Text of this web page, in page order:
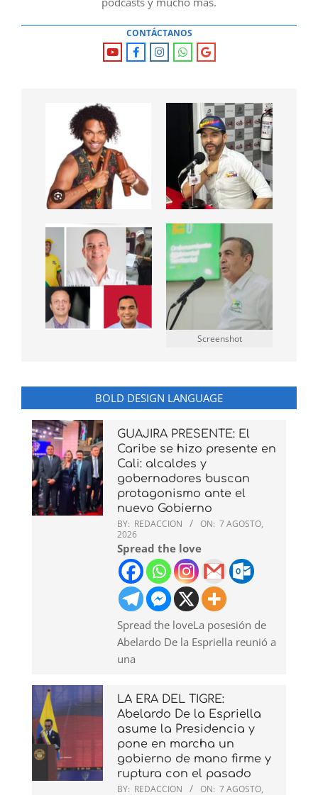
CONTÁCTANOS
Screenshot
BOLD DESIGN LANGUAGE
GUAJIRA PRESENTE: El
Caribe se hizo presente en
Cali: alcaldes y
gobernadores buscan
protagonismo ante el
nuevo Gobierno
BY: REDACCION ON: 7 AGOSTO,
2026
Spread the love
Spread the loveLa posesión de
Abelardo De la Espriella reunió a
una
LA ERA DEL TIGRE:
Abelardo De la Espriella
asume la Presidencia y
pone en marcha un
gobierno de mano firme y
ruptura con el pasado
BY: REDACCION ON: 7 AGOSTO,